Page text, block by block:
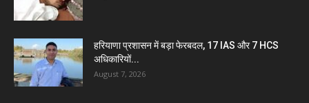
हरियाणा प्रशासन में बड़ा फेरबदल, 17 IAS और 7 HCS
अधिकारियों...
August 7, 2026